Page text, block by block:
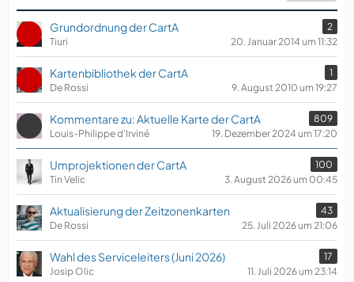
Grundordnung der CartA
2
Tiuri
20. Januar 2014 um 11:32
Kartenbibliothek der CartA
1
De Rossi
9. August 2010 um 19:27
Kommentare zu: Aktuelle Karte der CartA
809
Louis-Philippe d'Irviné
19. Dezember 2024 um 17:20
Umprojektionen der CartA
100
Tin Velic
3. August 2026 um 00:45
Aktualisierung der Zeitzonenkarten
43
De Rossi
25. Juli 2026 um 21:06
Wahl des Serviceleiters (Juni 2026)
17
Josip Olic
11. Juli 2026 um 23:14